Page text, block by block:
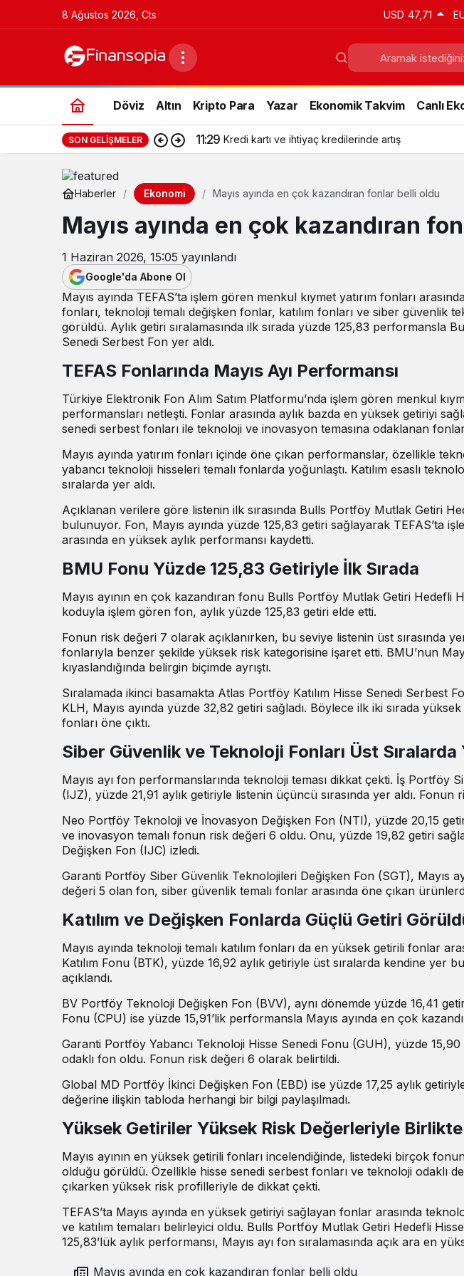
8 Ağustos 2026, Cts USD 47,71
Döviz Altın Kripto Para Yazar Ekonomik Takvim Canlı
SON GELIŞMELER 11:29 Kredi kartı ve ihtiyaç kredilerinde artış
Haberler Ekonomi Mayıs ayında en çok kazandıran fonlar belli oldu
Mayıs ayında en çok kazandıran
1 Haziran 2026, 15:05 yayınlandı
Google'da Abone Ol
Mayıs ayında TEFAS’ta işlem gören menkul kıymet yatırım fonları
fonları, teknoloji temalı değişken fonlar, katılım fonları ve siber güvenlik
görüldü. Aylık getiri sıralamasında ilk sırada yüzde 125,83 performansla
Senedi Serbest Fon yer aldı.
TEFAS Fonlarında Mayıs Ayı Performansı
Türkiye Elektronik Fon Alım Satım Platformu’nda işlem gören menkul
performansları netleşti. Fonlar arasında aylık bazda en yüksek getiriyi
senedi serbest fonları ile teknoloji ve inovasyon temasına odaklanan
Mayıs ayında yatırım fonları içinde öne çıkan performanslar, özellikle
yabancı teknoloji hisseleri temalı fonlarda yoğunlaştı. Katılım esaslı
sıralarda yer aldı.
Açıklanan verilere göre listenin ilk sırasında Bulls Portföy Mutlak Getiri
bulunuyor. Fon, Mayıs ayında yüzde 125,83 getiri sağlayarak TEFAS’ta
arasında en yüksek aylık performansı kaydetti.
BMU Fonu Yüzde 125,83 Getiriyle İlk Sırada
Mayıs ayının en çok kazandıran fonu Bulls Portföy Mutlak Getiri Hedefli
koduyla işlem gören fon, aylık yüzde 125,83 getiri elde etti.
Fonun risk değeri 7 olarak açıklanırken, bu seviye listenin üst sırasında
fonlarıyla benzer şekilde yüksek risk kategorisine işaret etti. BMU’nun
kıyaslandığında belirgin biçimde ayrıştı.
Sıralamada ikinci basamakta Atlas Portföy Katılım Hisse Senedi Serbest
KLH, Mayıs ayında yüzde 32,82 getiri sağladı. Böylece ilk iki sırada
fonları öne çıktı.
Siber Güvenlik ve Teknoloji Fonları Üst Sıralarda
Mayıs ayı fon performanslarında teknoloji teması dikkat çekti. İş Portföy
(IJZ), yüzde 21,91 aylık getiriyle listenin üçüncü sırasında yer aldı. Fonun
Neo Portföy Teknoloji ve İnovasyon Değişken Fon (NTI), yüzde 20,15
ve inovasyon temalı fonun risk değeri 6 oldu. Onu, yüzde 19,82 getiri
Değişken Fon (IJC) izledi.
Garanti Portföy Siber Güvenlik Teknolojileri Değişken Fon (SGT), Mayıs
değeri 5 olan fon, siber güvenlik temalı fonlar arasında öne çıkan
Katılım ve Değişken Fonlarda Güçlü Getiri
Mayıs ayında teknoloji temalı katılım fonları da en yüksek getirili fonlar
Katılım Fonu (BTK), yüzde 16,92 aylık getiriyle üst sıralarda kendine yer
açıklandı.
BV Portföy Teknoloji Değişken Fon (BVV), aynı dönemde yüzde 16,41
Fonu (CPU) ise yüzde 15,91’lik performansla Mayıs ayında en çok
Garanti Portföy Yabancı Teknoloji Hisse Senedi Fonu (GUH), yüzde
odaklı fon oldu. Fonun risk değeri 6 olarak belirtildi.
Global MD Portföy İkinci Değişken Fon (EBD) ise yüzde 17,25 aylık
değerine ilişkin tabloda herhangi bir bilgi paylaşılmadı.
Yüksek Getiriler Yüksek Risk Değerleriyle
Mayıs ayının en yüksek getirili fonları incelendiğinde, listedeki birçok
olduğu görüldü. Özellikle hisse senedi serbest fonları ve teknoloji odaklı
çıkarken yüksek risk profilleriyle de dikkat çekti.
TEFAS’ta Mayıs ayında en yüksek getiriyi sağlayan fonlar arasında
ve katılım temaları belirleyici oldu. Bulls Portföy Mutlak Getiri Hedefli
125,83’lük aylık performansı, Mayıs ayı fon sıralamasında açık ara en
Mayıs ayında en çok kazandıran fonlar belli oldu